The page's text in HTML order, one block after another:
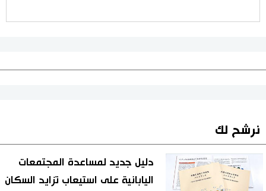
نرشح لك
دليل جديد لمساعدة المجتمعات
اليابانية على استيعاب تزايد السكان